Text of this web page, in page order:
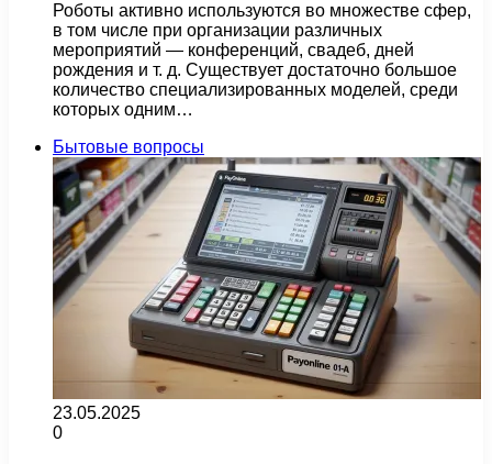
Роботы активно используются во множестве сфер,
в том числе при организации различных
мероприятий — конференций, свадеб, дней
рождения и т. д. Существует достаточно большое
количество специализированных моделей, среди
которых одним…
Бытовые вопросы
23.05.2025
0